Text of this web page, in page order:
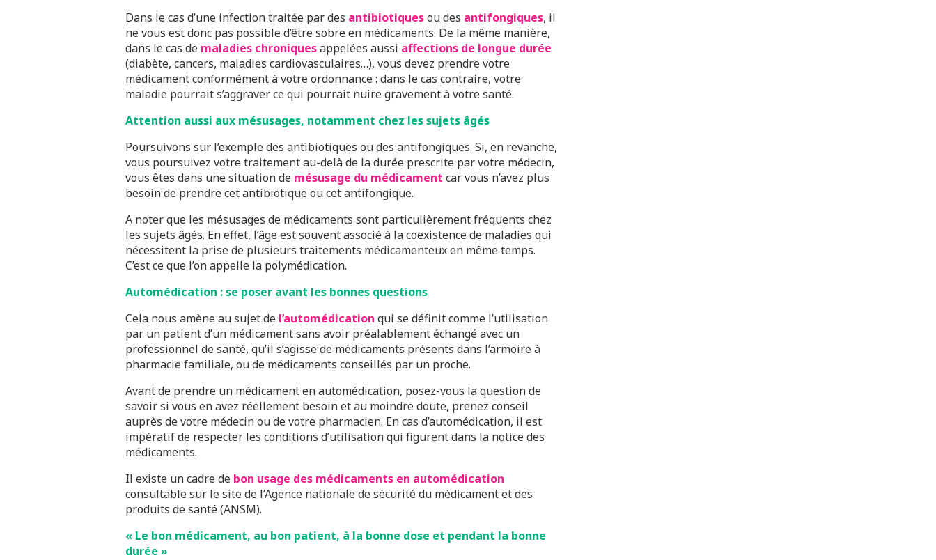
Dans le cas d’une infection traitée par des antibiotiquesou des antifongiques, il
ne vous est donc pas possible d’être sobre en médicaments. De la même manière,
dans le cas de maladies chroniquesappelées aussi affections de longue durée
(diabète, cancers, maladies cardiovasculaires…), vous devez prendre votre
médicament conformément à votre ordonnance : dans le cas contraire, votre
maladie pourrait s’aggraver ce qui pourrait nuire gravement à votre santé.
Attention aussi aux mésusages, notamment chez les sujets âgés
Poursuivons sur l’exemple des antibiotiques ou des antifongiques. Si, en revanche,
vous poursuivez votre traitement au-delà de la durée prescrite par votre médecin,
vous êtes dans une situation de mésusage du médicament car vous n’avez plus
besoin de prendre cet antibiotique ou cet antifongique.
A noter que les mésusages de médicaments sont particulièrement fréquents chez
les sujets âgés. En effet, l’âge est souvent associé à la coexistence de maladies qui
nécessitent la prise de plusieurs traitements médicamenteux en même temps.
C’est ce que l’on appelle la polymédication.
Automédication : se poser avant les bonnes questions
Cela nous amène au sujet de l’automédication qui se définit comme l’utilisation
par un patient d’un médicament sans avoir préalablement échangé avec un
professionnel de santé, qu’il s’agisse de médicaments présents dans l’armoire à
pharmacie familiale, ou de médicaments conseillés par un proche.
Avant de prendre un médicament en automédication, posez-vous la question de
savoir si vous en avez réellement besoin et au moindre doute, prenez conseil
auprès de votre médecin ou de votre pharmacien. En cas d’automédication, il est
impératif de respecter les conditions d’utilisation qui figurent dans la notice des
médicaments.
Il existe un cadre de bon usage des médicaments en automédication
consultable sur le site de l’Agence nationale de sécurité du médicament et des
produits de santé (ANSM).
« Le bon médicament, au bon patient, à la bonne dose et pendant la bonne
durée »